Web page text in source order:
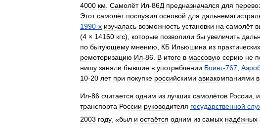
4000 км Самолёт Ил-86Д предназначался для
Этот самолёт послужил основой для
1990-х изучалась возможность установки на самолёт
(4 × 14160 кгс), которые позволили бы увеличить
по бытующему мнению КБ Ильюшина из практических
ремоторизацию Ил-86 В итоге в массовую серию не
нишу заняли бывшие в употреблении Боинг-767
10-20 лет при покупке российскими авиакомпаниями в
Ил-86 считается одним из лучших самолётов России и
транспорта России руководителя государственной
2003 году, «был и остаётся одним из самых надёжных